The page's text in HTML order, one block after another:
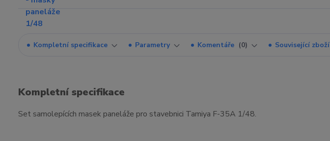
Kompletní specifikace Parametry Komentáře 0 Související zboží
Kompletní specifikace
Set samolepících masek paneláže pro stavebnici Tamiya F-35A 1/48.